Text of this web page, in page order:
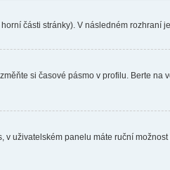
části stránky). V následném rozhraní
si časové pásmo v profilu. Berte na
uživatelském panelu máte ruční